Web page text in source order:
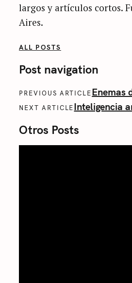
largos y artículos cortos.
Aires.
ALL POSTS
Post navigation
PREVIOUS ARTICLEEnemas
NEXT ARTICLEInteligencia
Otros Posts